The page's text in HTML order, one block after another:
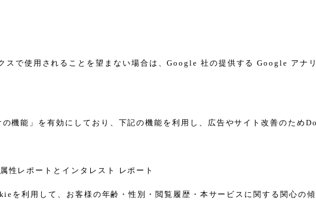
で使用されることを望まない場合は、Google 社の提供する Google アナ
機能」を有効にしており、下記の機能を利用し、広告やサイト改善のた
レポートとインタレスト レポート
利用して、お客様の年齢・性別・閲覧履歴・本サービスに関する関心の